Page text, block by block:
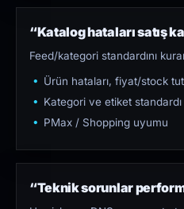
“Katalog hataları satış
Feed/kategori standardını
Ürün hataları, fiyat/stock
Kategori ve etiket standardı
PMax / Shopping uyumu
“Teknik sorunlar